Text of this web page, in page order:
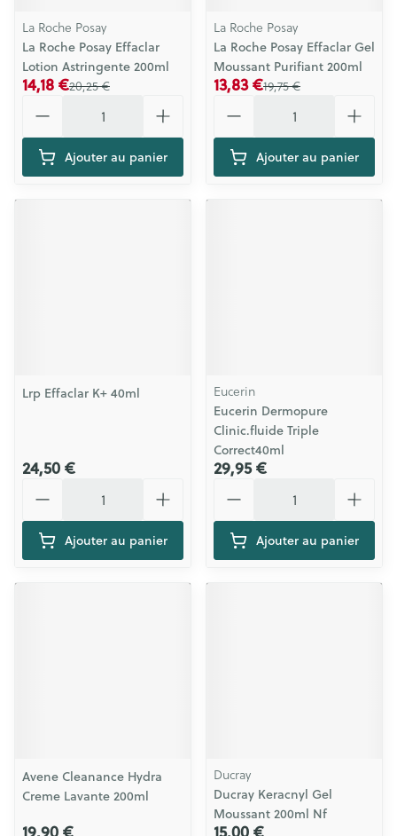
La Roche Posay
La Roche Posay Effaclar
Lotion Astringente 200ml
20,25 €
14,18 €
Ajouter au panier
La Roche Posay
La Roche Posay Effaclar Gel
Moussant Purifiant 200ml
19,75 €
13,83 €
Ajouter au panier
Lrp Effaclar K+ 40ml
24,50 €
Ajouter au panier
Eucerin
Eucerin Dermopure
Clinic.fluide Triple
Correct40ml
29,95 €
Ajouter au panier
Avene Cleanance Hydra
Creme Lavante 200ml
Ducray
Ducray Keracnyl Gel
Moussant 200ml Nf